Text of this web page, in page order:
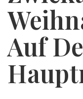
Auf